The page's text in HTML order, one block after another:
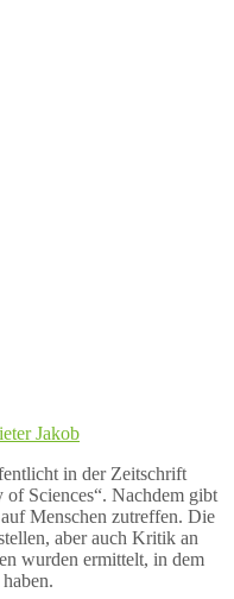
Jakob
in der Zeitschrift
Sciences“. Nachdem gibt
Menschen zutreffen. Die
aber auch Kritik an
wurden ermittelt, in dem